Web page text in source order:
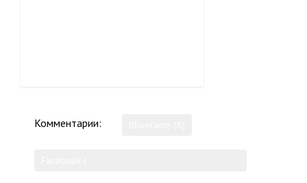
Комментарии: